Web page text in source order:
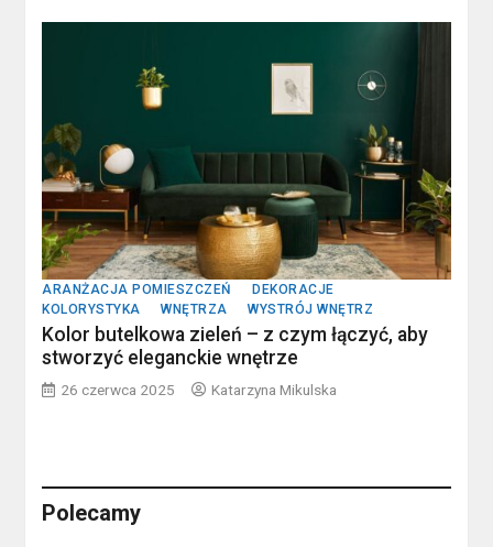
ARANŻACJA POMIESZCZEŃ
DEKORACJE
KOLORYSTYKA
WNĘTRZA WYSTRÓJ WNĘTRZ
Kolor butelkowa zieleń – z czym łączyć, aby
stworzyć eleganckie wnętrze
26 czerwca 2025 Katarzyna Mikulska
Polecamy